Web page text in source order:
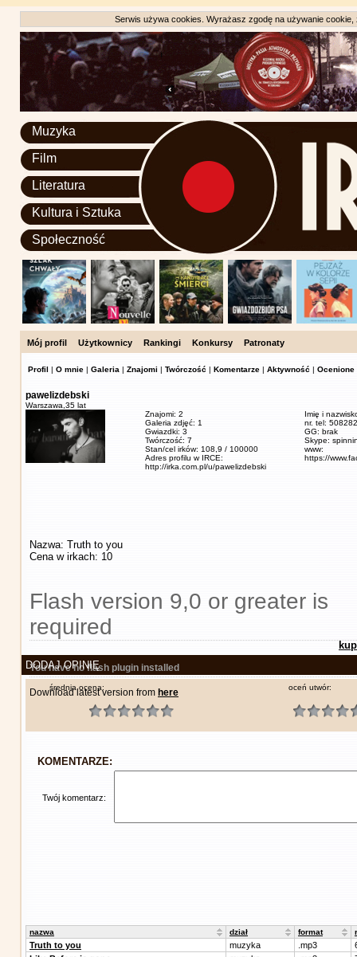
Serwis używa cookies. Wyrażasz zgodę na używanie
Muzyka
Film
Literatura
Kultura i Sztuka
Społeczność
Mój profil Użytkownicy Rankingi Konkursy Patronaty
Profil | O mnie | Galeria | Znajomi | Twórczość | Komentarze | Aktywność | Ocenione
pawelizdebski
Warszawa, 35 lat
Znajomi: 2
Galeria zdjęć: 1
Gwiazdki: 3
Twórczość: 7
Stan/cel irków: 108,9 / 100000
Adres profilu w IRCE:
http://irka.com.pl/u/pawelizdebski
Imię i
nr. tel:
GG: brak
Skype:
www:
https://
Nazwa: Truth to you
Cena w irkach: 10
Flash version 9,0 or greater is
required
You have no flash plugin installed
Download latest version from here
DODAJ OPINIĘ
średnia ocena: oceń utwór:
KOMENTARZE:
Twój komentarz:
nazwa dział format
Truth to you muzyka .mp3